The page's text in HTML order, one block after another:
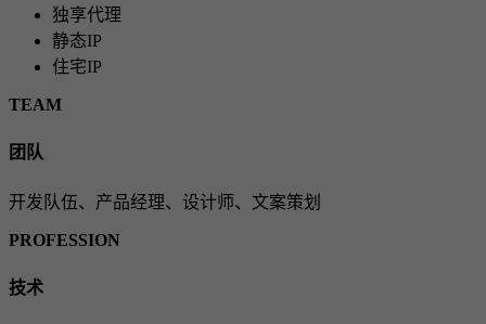
独享代理
静态IP
住宅IP
TEAM
团队
开发队伍、产品经理、设计师、文案策划
PROFESSION
技术